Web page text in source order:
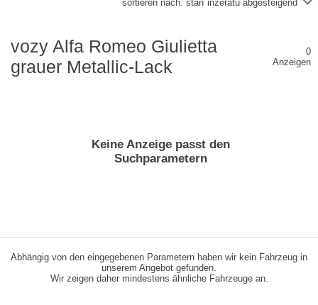
sortieren nach: stáří inzerátu abgesteigend
vozy Alfa Romeo Giulietta
grauer Metallic-Lack
0
Anzeigen
Keine Anzeige passt den
Suchparametern
Abhängig von den eingegebenen Parametern haben wir kein Fahrzeug in
unserem Angebot gefunden.
Wir zeigen daher mindestens ähnliche Fahrzeuge an.